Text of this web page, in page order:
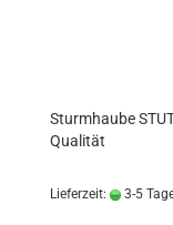
Sturmhaube
Qualität
Lieferzeit: 3-5